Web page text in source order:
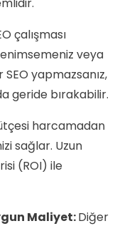
çalışması
veya
yapmazsanız,
geride bırakabilir.
harcamadan
sağlar. Uzun
(ROI) ile
Maliyet:Diğer